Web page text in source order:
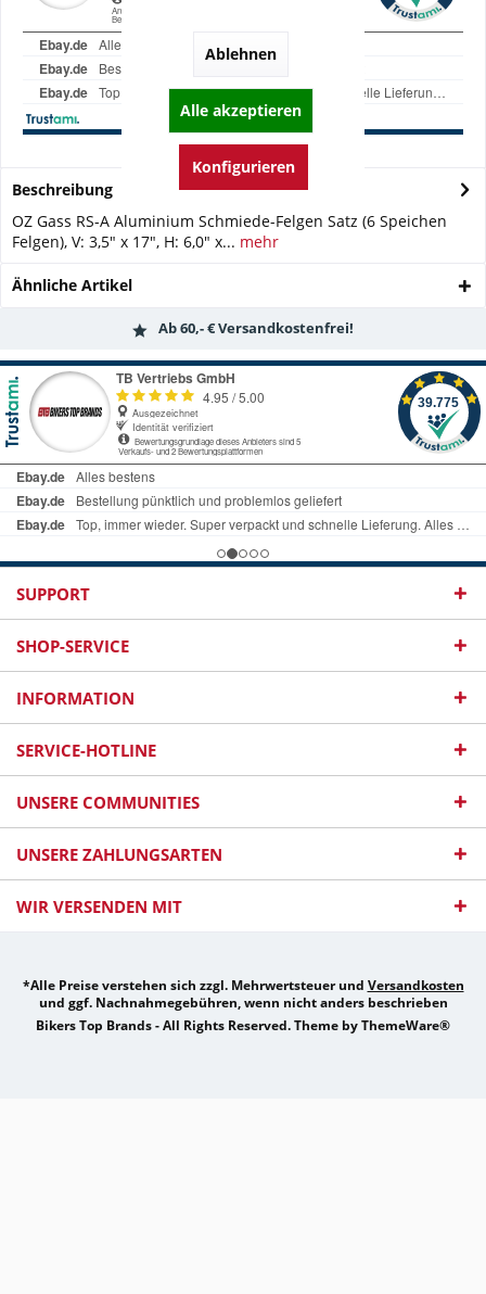
Beschreibung
OZ Gass RS-A Aluminium Schmiede-Felgen Satz (6 Speichen
Felgen), V: 3,5" x 17", H: 6,0" x... mehr
Ähnliche Artikel
Ab 60,- € Versandkostenfrei!
SUPPORT
SHOP-SERVICE
INFORMATION
SERVICE-HOTLINE
UNSERE COMMUNITIES
UNSERE ZAHLUNGSARTEN
WIR VERSENDEN MIT
*Alle Preise verstehen sich zzgl. Mehrwertsteuer und Versandkosten
und ggf. Nachnahmegebühren, wenn nicht anders beschrieben
Bikers Top Brands - All Rights Reserved. Theme byThemeWare®
Ablehnen
Alle akzeptieren
Konfigurieren